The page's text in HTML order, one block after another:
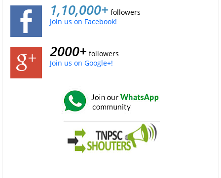
1,10,000+ followers
Join us on Facebook!
2000+ followers
Join us on Google+!